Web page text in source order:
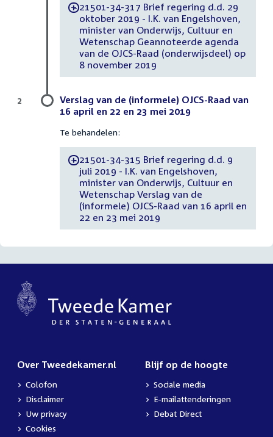
-21501-34-317 Brief regering d.d. 29
oktober 2019 - I.K. van Engelshoven,
minister van Onderwijs, Cultuur en
Wetenschap Geannoteerde agenda
van de OJCS-Raad (onderwijsdeel) op
8 november 2019
Verslag van de (informele) OJCS-Raad van
16 april en 22 en 23 mei 2019
Te behandelen:
-21501-34-315 Brief regering d.d. 9
juli 2019 - I.K. van Engelshoven,
minister van Onderwijs, Cultuur en
Wetenschap Verslag van de
(informele) OJCS-Raad van 16 april en
22 en 23 mei 2019
2
Over Tweedekamer.nl
Colofon
Disclaimer
Uw privacy
Cookies
Blijf op de hoogte
Sociale media
E-mailattenderingen
Debat Direct